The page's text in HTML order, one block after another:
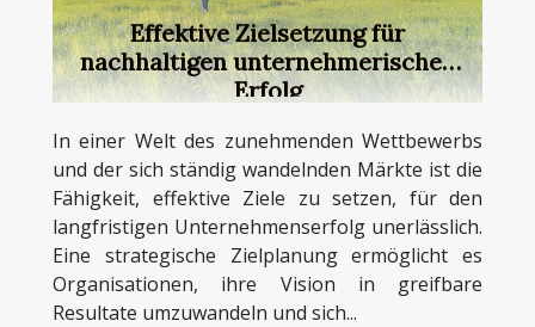
Effektive Zielsetzung für
nachhaltigen unternehmerischen
Erfolg
In einer Welt des zunehmenden Wettbewerbs
und der sich ständig wandelnden Märkte ist die
Fähigkeit, effektive Ziele zu setzen, für den
langfristigen Unternehmenserfolg unerlässlich.
Eine strategische Zielplanung ermöglicht es
Organisationen, ihre Vision in greifbare
Resultate umzuwandeln und sich...